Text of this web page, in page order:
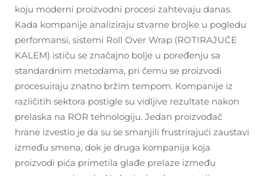
koju moderni proizvodni procesi zahtevaju danas.
Kada kompanije analiziraju stvarne brojke u pogledu
performansi, sistemi Roll Over Wrap (ROTIRAJUĆE
KALEM) ističu se značajno bolje u poređenju sa
standardnim metodama, pri čemu se proizvodi
procesuiraju znatno bržim tempom. Kompanije iz
različitih sektora postigle su vidljive rezultate nakon
prelaska na ROR tehnologiju. Jedan proizvođač
hrane izvestio je da su se smanjili frustrirajući zaustavi
između smena, dok je druga kompanija koja
proizvodi pića primetila glađe prelaze između